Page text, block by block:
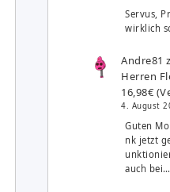
Servus,
wirklich
Andre81
Herren
16,98€
4. August
Guten
nk jetzt
auch bei…